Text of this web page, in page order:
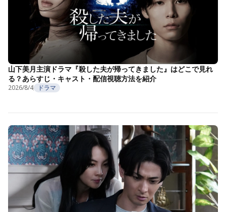
山下美月主演ドラマ『殺した夫が帰ってきました』はどこで見れ
る？あらすじ・キャスト・配信視聴方法を紹介
2026/8/4 ドラマ